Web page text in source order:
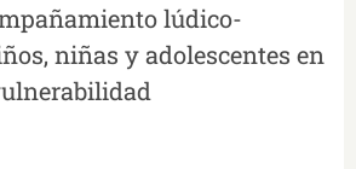
lúdico-
niñas y adolescentes en